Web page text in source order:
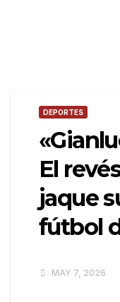
DEPORTES
El
jaque
fútbol
MAY 7, 2026